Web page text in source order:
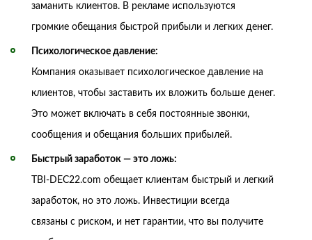
заманить клиентов. В рекламе используются
громкие обещания быстрой прибыли и легких денег.
Психологическое давление:
Компания оказывает психологическое давление на
клиентов, чтобы заставить их вложить больше денег.
Это может включать в себя постоянные звонки,
сообщения и обещания больших прибылей.
Быстрый заработок — это ложь:
TBI-DEC22.com обещает клиентам быстрый и легкий
заработок, но это ложь. Инвестиции всегда
связаны с риском, и нет гарантии, что вы получите